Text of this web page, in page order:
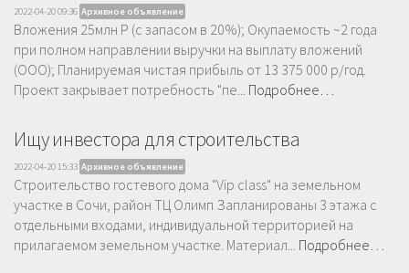
2022-04-20 09:36 Архивное объявление
Вложения 25млн Р (с запасом в 20%); Окупаемость ~2 года
при полном направлении выручки на выплату вложений
(ООО); Планируемая чистая прибыль от 13 375 000 р/год.
Проект закрывает потребность "пе... Подробнее…
Ищу инвестора для строительства
2022-04-20 15:33 Архивное объявление
Строительство гостевого дома "Vip class" на земельном
участке в Сочи, район ТЦ Олимп Запланированы 3 этажа с
отдельными входами, индивидуальной территорией на
прилагаемом земельном участке. Материал... Подробнее…